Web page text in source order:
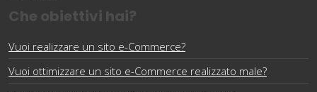
Che obiettivi hai?
Vuoi realizzare un sito e-Commerce?
Vuoi ottimizzare un sito e-Commerce realizzato male?